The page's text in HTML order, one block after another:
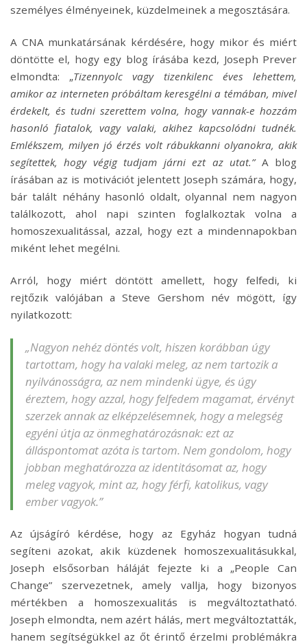
személyes élményeinek, küzdelmeinek a megosztására.
A CNA munkatársának kérdésére, hogy mikor és miért
döntötte el, hogy egy blog írásába kezd, Joseph Prever
elmondta: „Tizennyolc vagy tizenkilenc éves lehettem,
amikor az interneten próbáltam keresgélni a témában, mivel
érdekelt, és tudni szerettem volna, hogy vannak-e hozzám
hasonló fiatalok, vagy valaki, akihez kapcsolódni tudnék.
Emlékszem, milyen jó érzés volt rábukkanni olyanokra, akik
segítettek, hogy végig tudjam járni ezt az utat.”A blog
írásában az is motivációt jelentett Joseph számára, hogy,
bár talált néhány hasonló oldalt, olyannal nem nagyon
találkozott, ahol napi szinten foglalkoztak volna a
homoszexualitással, azzal, hogy ezt a mindennapokban
miként lehet megélni.
Arról, hogy miért döntött amellett, hogy felfedi, ki
rejtőzik valójában a Steve Gershom név mögött, így
nyilatkozott:
„Nagyon nehéz döntés volt, hiszen korábban úgy
tartottam, hogy ha valaki meleg, az nem tartozik a
nyilvánosságra, az nem mindenki ügye, és úgy
éreztem, hogy azzal, hogy felfedem magamat, érvényt
szerzek annak az elképzelésemnek, hogy a melegség
egyéni útja az önmeghatározásnak: ezt az
álláspontomat azóta is tartom. Nem gondolom, hogy
jobban meghatározza az identitásomat az, hogy
meleg vagyok, mint az, hogy férfi, katolikus, vagy
ember vagyok.”
Az újságíró kérdése, hogy az Egyház hogyan tudná
segíteni azokat, akik küzdenek homoszexualitásukkal,
Joseph elsősorban háláját fejezte ki a „People Can
Change” szervezetnek, amely vallja, hogy bizonyos
mértékben a homoszexualitás is megváltoztatható.
Joseph elmondta, nem azért hálás, mert megváltoztatták,
hanem segítségükkel az őt érintő érzelmi problémákra